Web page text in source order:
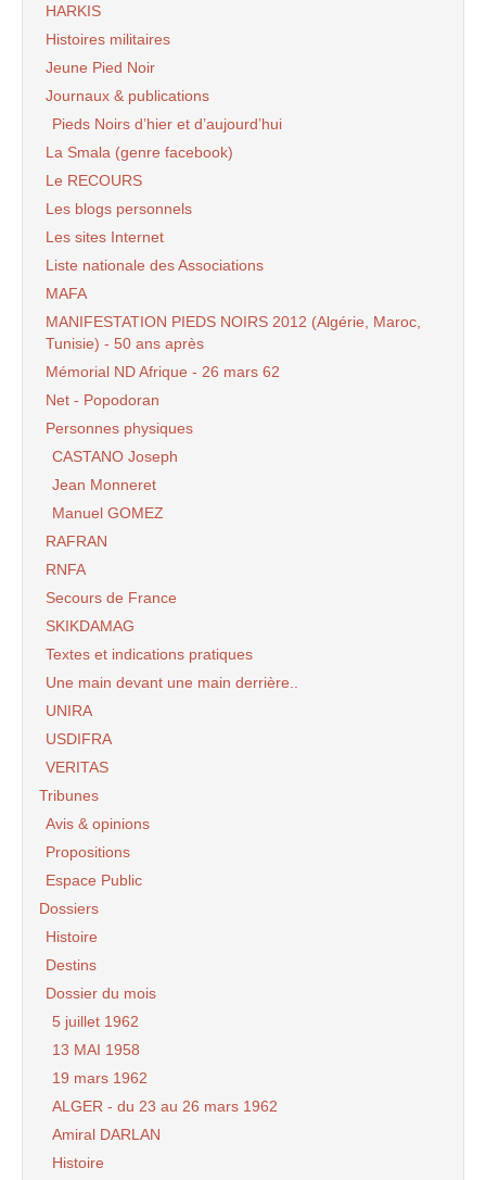
HARKIS
Histoires militaires
Jeune Pied Noir
Journaux & publications
Pieds Noirs d’hier et d’aujourd’hui
La Smala (genre facebook)
Le RECOURS
Les blogs personnels
Les sites Internet
Liste nationale des Associations
MAFA
MANIFESTATION PIEDS NOIRS 2012 (Algérie, Maroc,
Tunisie) - 50 ans après
Mémorial ND Afrique - 26 mars 62
Net - Popodoran
Personnes physiques
CASTANO Joseph
Jean Monneret
Manuel GOMEZ
RAFRAN
RNFA
Secours de France
SKIKDAMAG
Textes et indications pratiques
Une main devant une main derrière..
UNIRA
USDIFRA
VERITAS
Tribunes
Avis & opinions
Propositions
Espace Public
Dossiers
Histoire
Destins
Dossier du mois
5 juillet 1962
13 MAI 1958
19 mars 1962
ALGER - du 23 au 26 mars 1962
Amiral DARLAN
Histoire